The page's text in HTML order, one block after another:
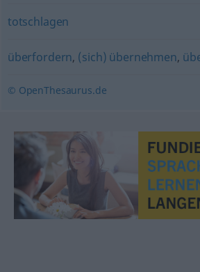
totschlagen
überfordern, (sich) übernehmen,
© OpenThesaurus.de